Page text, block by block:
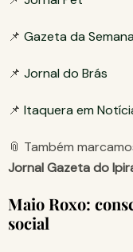
📌 Gazeta da
📌 Jornal do Brás
📌 Itaquera em
📎 Também
Jornal Gazeta do
Maio Roxo:
social